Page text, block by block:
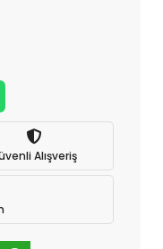
Alışveriş